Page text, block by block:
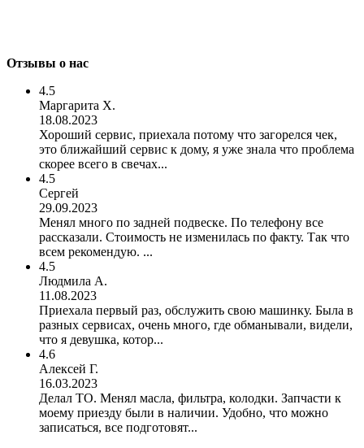
Отзывы о нас
4.5
Маргарита Х.
18.08.2023
Хороший сервис, приехала потому что загорелся чек,
это ближайший сервис к дому, я уже знала что проблема
скорее всего в свечах...
4.5
Сергей
29.09.2023
Менял много по задней подвеске. По телефону все
рассказали. Стоимость не изменилась по факту. Так что
всем рекомендую. ...
4.5
Людмила А.
11.08.2023
Приехала первый раз, обслужить свою машинку. Была в
разных сервисах, очень много, где обманывали, видели,
что я девушка, котор...
4.6
Алексей Г.
16.03.2023
Делал ТО. Менял масла, фильтра, колодки. Запчасти к
моему приезду были в наличии. Удобно, что можно
записаться, все подготовят...